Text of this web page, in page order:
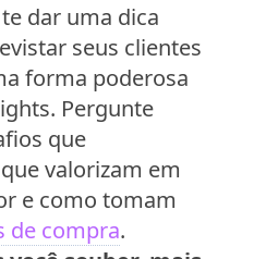
dar uma dica
seus clientes
forma poderosa
Pergunte
que
valorizam em
e como tomam
de compra.